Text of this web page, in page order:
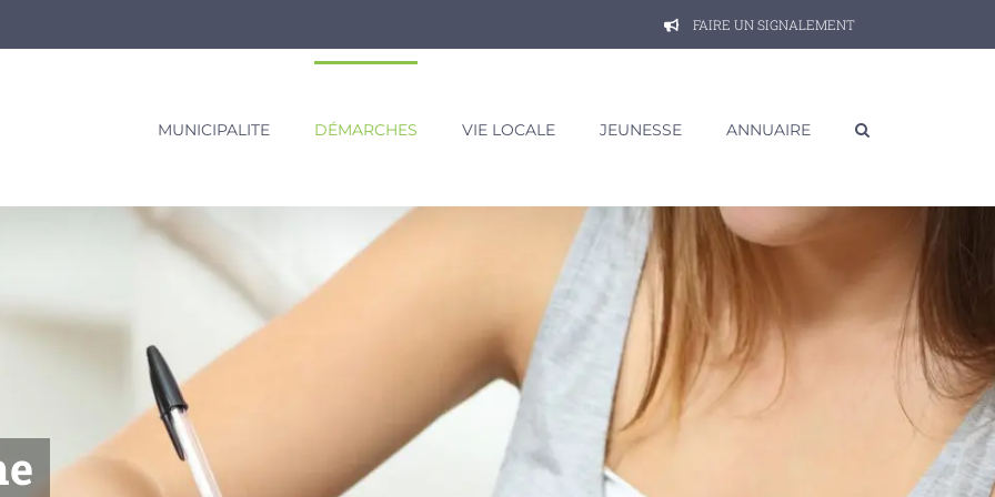
FAIRE UN SIGNALEMENT
MUNICIPALITE DÉMARCHES VIE LOCALE JEUNESSE ANNUAIRE